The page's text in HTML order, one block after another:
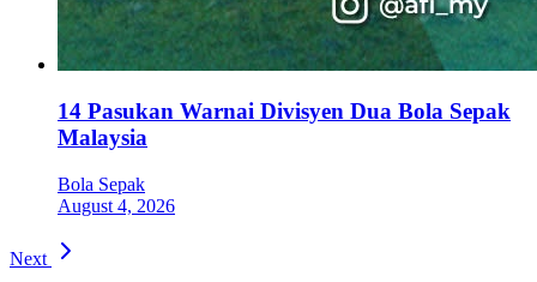
14 Pasukan Warnai Divisyen Dua Bola Sepak
Malaysia
Bola Sepak
August 4, 2026
Next